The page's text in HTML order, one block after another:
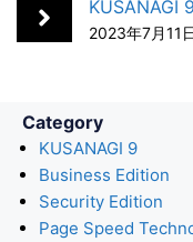
KUSANAGI
2023年7月11
Category
KUSANAGI 9
Business Edition
Security Edition
Page Speed